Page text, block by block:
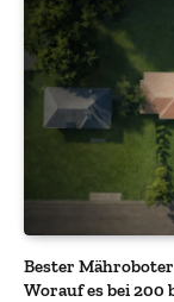
Bester
Worauf es bei 200